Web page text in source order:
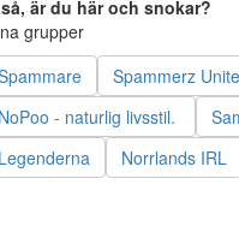
är du här och snokar?
grupper
Spammerz
- naturlig livsstil.
Norrlands IRL